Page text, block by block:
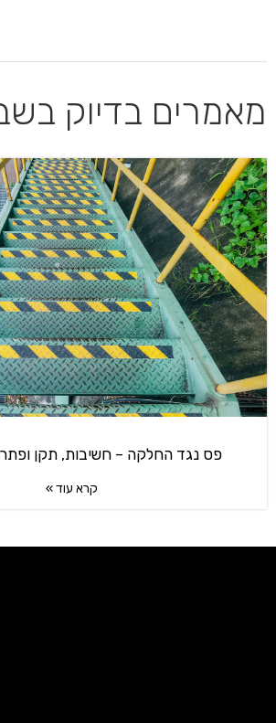
מאמרים בדיוק
פס נגד החלקה – חשיבות, תקן
קרא עוד »